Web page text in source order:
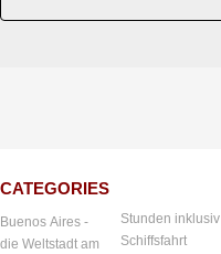
CATEGORIES
Buenos Aires -
die Weltstadt am
Stunden inklusiv
Schiffsfahrt